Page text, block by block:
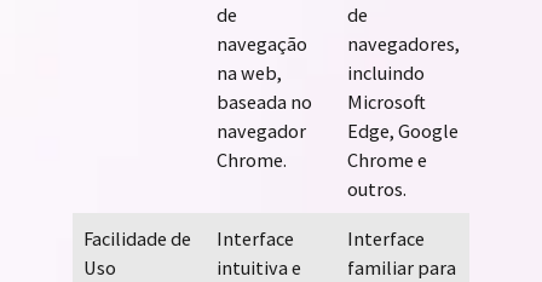
de
navegação
na web,
baseada no
navegador
Chrome.
de
navegadores,
incluindo
Microsoft
Edge, Google
Chrome e
outros.
Facilidade de
Uso
Interface
intuitiva e
Interface
familiar para